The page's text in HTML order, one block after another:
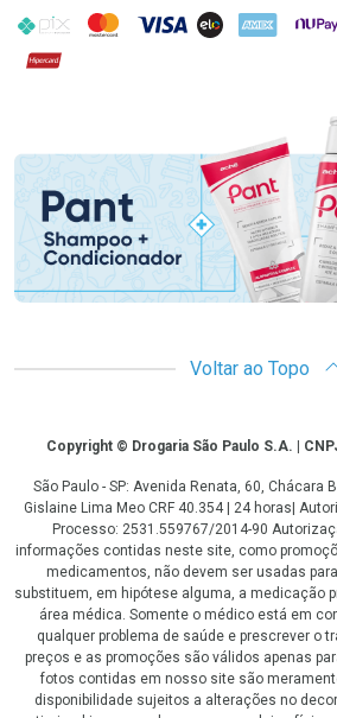
PIX MasterCard
VISA ELO AMEX NuPay
Hipercard
Promoção em Destaque
Voltar ao Topo
CopyrightCopyright © Drogaria São Paulo S.A. |
São Paulo - SP: Avenida Renata, 60, Chácara
Gislaine Lima Meo CRF 40.354 | 24 horas|
Processo: 2531.559767/2014-90
informações contidas neste site, como
medicamentos, não devem ser usadas
substituem, em hipótese alguma, a medicação
área médica. Somente o médico está em
qualquer problema de saúde e prescrever o
preços e as promoções são válidos apenas
fotos contidas em nosso site são
disponibilidade sujeitos a alterações no